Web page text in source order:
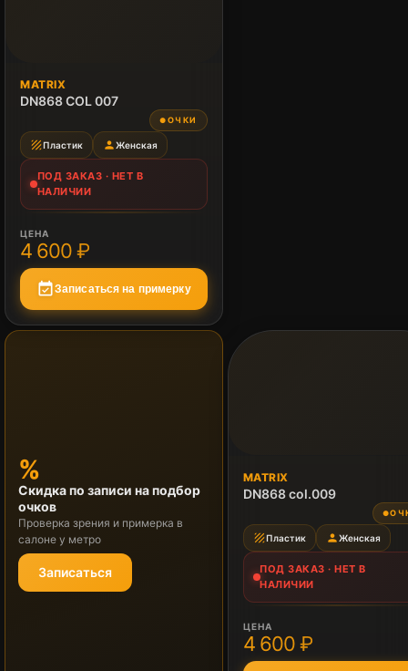
ПОД ЗАКАЗ
Нет в наличии
MATRIX
DN868 COL 007
● ОЧКИ
textureПластик personЖенская
ПОД ЗАКАЗ · НЕТ В
НАЛИЧИИ
ЦЕНА
4 600 ₽
event_availableЗаписаться на примерку
%
Скидка по записи на подбор
очков
Проверка зрения и примерка в
салоне у метро
Записаться
ПОД ЗАКАЗ
Нет в наличии
MATRIX
DN868 col.009
●
textureПластик personЖенская
ПОД ЗАКАЗ · НЕТ В
НАЛИЧИИ
ЦЕНА
4 600 ₽